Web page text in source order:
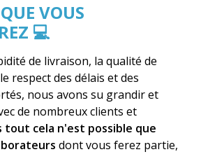
VOUS
💻
de livraison, la qualité de
respect des délais et des
nous avons su grandir et
de nombreux clients et
tout cela n'est possible que
dont vous ferez partie,